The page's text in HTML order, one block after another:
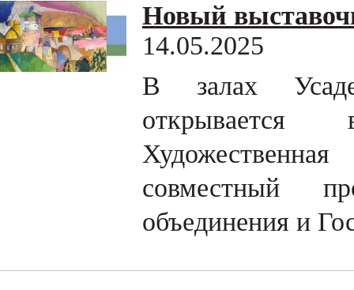
Новый
14.05.2025
В залах
открывается
совместный
объединения и